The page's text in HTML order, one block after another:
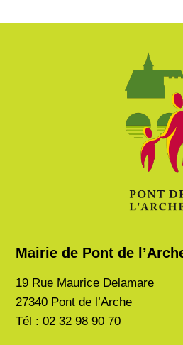
Mairie de Pont de
19 Rue Maurice Delamare
27340 Pont de l’Arche
Tél : 02 32 98 90 70